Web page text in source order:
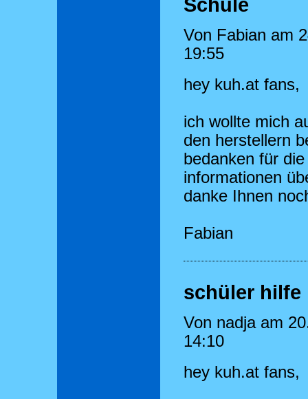
Schule
Von Fabian am
19:55
hey kuh.at fans,
ich wollte mich
den herstellern
bedanken für die
informationen
danke Ihnen
Fabian
schüler hilfe
Von nadja am
14:10
hey kuh.at fans,